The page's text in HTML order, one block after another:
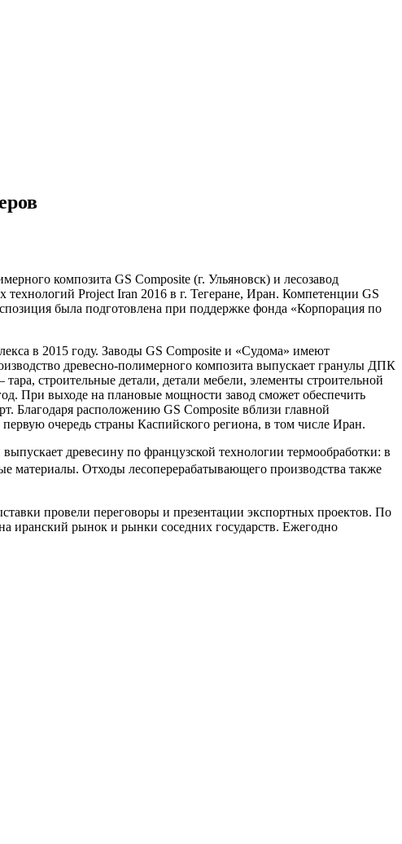
композита GS Composite (г. Ульяновск) и лесозавод
Project Iran 2016 в г. Тегеране, Иран. Компетенции GS
была подготовлена при поддержке фонда «Корпорация по
в 2015 году. Заводы GS Composite и «Судома» имеют
древесно-полимерного композита выпускает гранулы ДПК
строительные детали, детали мебели, элементы строительной
При выходе на плановые мощности завод сможет обеспечить
Благодаря расположению GS Composite вблизи главной
очередь страны Каспийского региона, в том числе Иран.
древесину по французской технологии термообработки: в
материалы. Отходы лесоперерабатывающего производства также
провели переговоры и презентации экспортных проектов. По
иранский рынок и рынки соседних государств. Ежегодно